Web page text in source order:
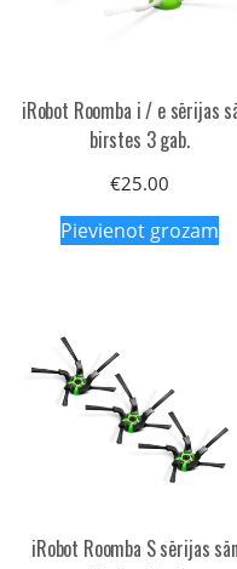
iRobot Roomba i / e sērijas
birstes 3 gab.
€25.00
Pievienot grozam
iRobot Roomba S sērijas